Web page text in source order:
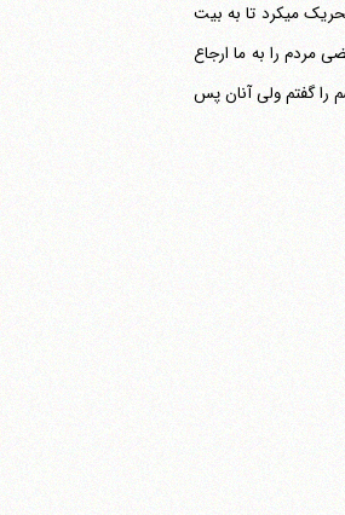
خیانت " را به من نسبت داد، پس از این سخنرانی بود که در سطح شهر قم اطلاعیه های مختلفی پخش شد که افراد را تحریک می‎کرد تا به بیت
مردم را به ما ارجاع
را گفتم ولی آنان پس